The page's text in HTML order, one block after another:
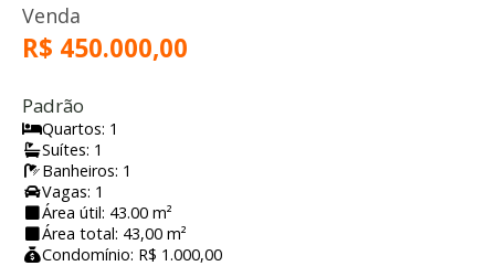
Venda
R$ 450.000,00
Padrão
Quartos: 1
Suítes: 1
Banheiros: 1
Vagas: 1
Área útil: 43.00 m²
Área total: 43,00 m²
Condomínio: R$ 1.000,00